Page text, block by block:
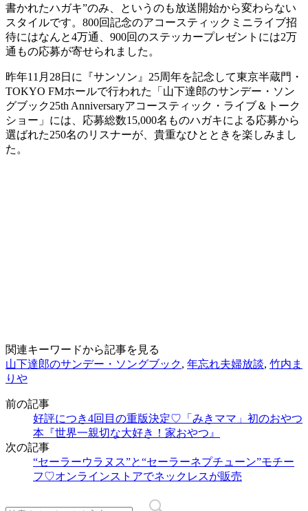
書かれたハガキ”のみ、というのも放送開始から変わらない
スタイルです。800回記念のアコースティックミニライブ招
待にはなんと4万通、900回のステッカープレゼントには2万
通もの応募が寄せられました。
昨年11月28日に『サンソン』25周年を記念して東京半蔵門・
TOKYO FMホールで行われた「山下達郎のサンデー・ソン
グブック25th Anniversaryアコースティック・ライブ＆トーク
ショー」には、応募総数15,000名ものハガキによる応募から
選ばれた250名のリスナーが、貴重なひとときを楽しみまし
た。
関連キーワードから記事を見る
山下達郎のサンデー・ソングブック, 年忘れ夫婦放談, 竹内ま
りや
前の記事
好評につき4回目の重版決定♡「みきママ」初のおやつ
本『世界一親切な大好き！家おやつ』
次の記事
“セーラーウラヌス”と“セーラーネプチューン”モチー
フ♡オンラインストアでネックレスが販売